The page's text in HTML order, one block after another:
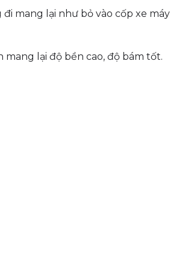
mang lại như bỏ vào cốp xe máy
lại độ bền cao, độ bám tốt.